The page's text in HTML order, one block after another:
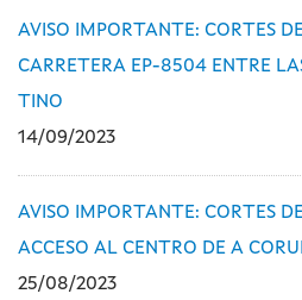
AVISO IMPORTANTE: CORTES
CARRETERA EP-8504 ENTRE
TINO
14/09/2023
AVISO IMPORTANTE: CORTES
ACCESO AL CENTRO DE A
25/08/2023